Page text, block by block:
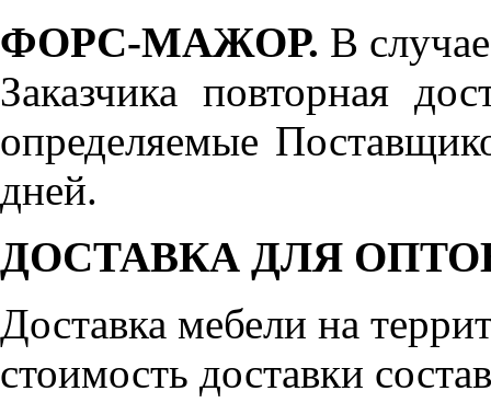
ФОРС-МАЖОР. В
Заказчика повторная
определяемые
дней.
ДОСТАВКА ДЛЯ
Доставка мебели на
стоимость доставки